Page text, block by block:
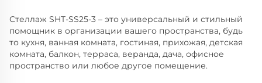
Стеллаж SHT-SS25-3 – это универсальный и стильный
помощник в организации вашего пространства, будь
то кухня, ванная комната, гостиная, прихожая, детская
комната, балкон, терраса, веранда, дача, офисное
пространство или любое другое помещение.